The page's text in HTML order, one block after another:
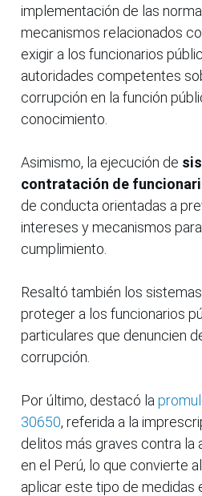
implementación de las
mecanismos relacionados
exigir a los funcionarios
autoridades competentes
corrupción en la función
conocimiento.
Asimismo, la ejecución de
contratación de
de conducta orientadas a
intereses y mecanismos
cumplimiento.
Resaltó también los
proteger a los funcionarios
particulares que denuncien
corrupción.
Por último, destacó la
30650, referida a la
delitos más graves contra la
en el Perú, lo que convierte
aplicar este tipo de medidas